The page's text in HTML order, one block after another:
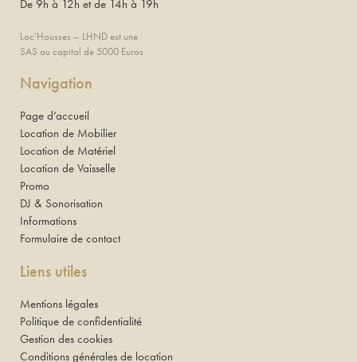
De 9h à 12h et de 14h à 19h
Loc’Housses – LHND est une
SAS au capital de 5000 Euros
Navigation
Page d’accueil
Location de Mobilier
Location de Matériel
Location de Vaisselle
Promo
DJ & Sonorisation
Informations
Formulaire de contact
Liens utiles
Mentions légales
Politique de confidentialité
Gestion des cookies
Conditions générales de location